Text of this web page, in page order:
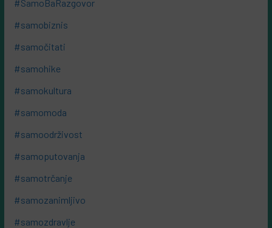
#SamoBaRazgovor
#samobiznis
#samočitati
#samohike
#samokultura
#samomoda
#samoodrživost
#samoputovanja
#samotrčanje
#samozanimljivo
#samozdravlje